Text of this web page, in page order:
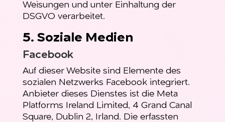
Weisungen und unter Einhaltung der
DSGVO verarbeitet.
5. Soziale Medien
Facebook
Auf dieser Website sind Elemente des
sozialen Netzwerks Facebook integriert.
Anbieter dieses Dienstes ist die Meta
Platforms Ireland Limited, 4 Grand Canal
Square, Dublin 2, Irland. Die erfassten